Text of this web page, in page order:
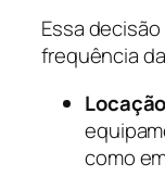
Essa
frequência
Locação
como